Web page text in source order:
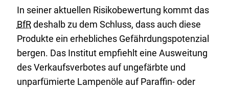
In seiner aktuellen Risikobewertung kommt das
BfRdeshalb zu dem Schluss, dass auch diese
Produkte ein erhebliches Gefährdungspotenzial
bergen. Das Institut empfiehlt eine Ausweitung
des Verkaufsverbotes auf ungefärbte und
unparfümierte Lampenöle auf Paraffin- oder